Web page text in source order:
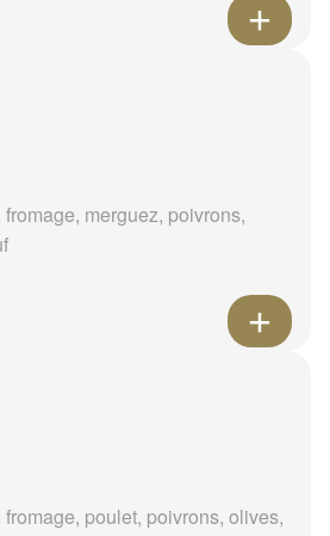
merguez, poivrons,
poulet, poivrons, olives,